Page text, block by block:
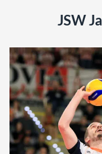
JSW